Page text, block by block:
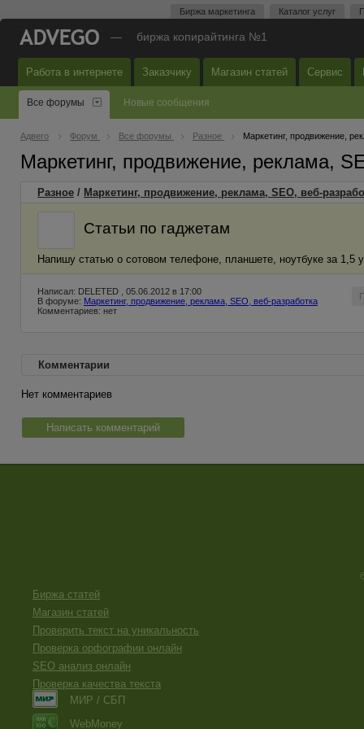
Биржа маркетинга Каталог услуг
— биржа копирайтинга №1
Работа в интернете Заказчику Магазин статей Сервис
Все форумы Новые сообщения
Адвего Форум Все форумы Разное Маркетинг, продвижение,
Маркетинг, продвижение, реклама,
Разное / Маркетинг, продвижение, реклама, SEO, веб-
Статьи по гаджетам
Напишу статью о сотовом телефоне, планшете, ноутбуке за 1,5
Написал: DELETED , 05.06.2012 в 17:00
В форуме: Маркетинг, продвижение, реклама, SEO, веб-разработка
Комментариев: нет
Комментарии
Нет комментариев
Написать комментарий
Биржа статей
Магазин статей
Проверить текст на уникальность
Проверка орфографии онлайн
SEO анализ онлайн
Проверка качества текста
МИР / СБП
WebMoney